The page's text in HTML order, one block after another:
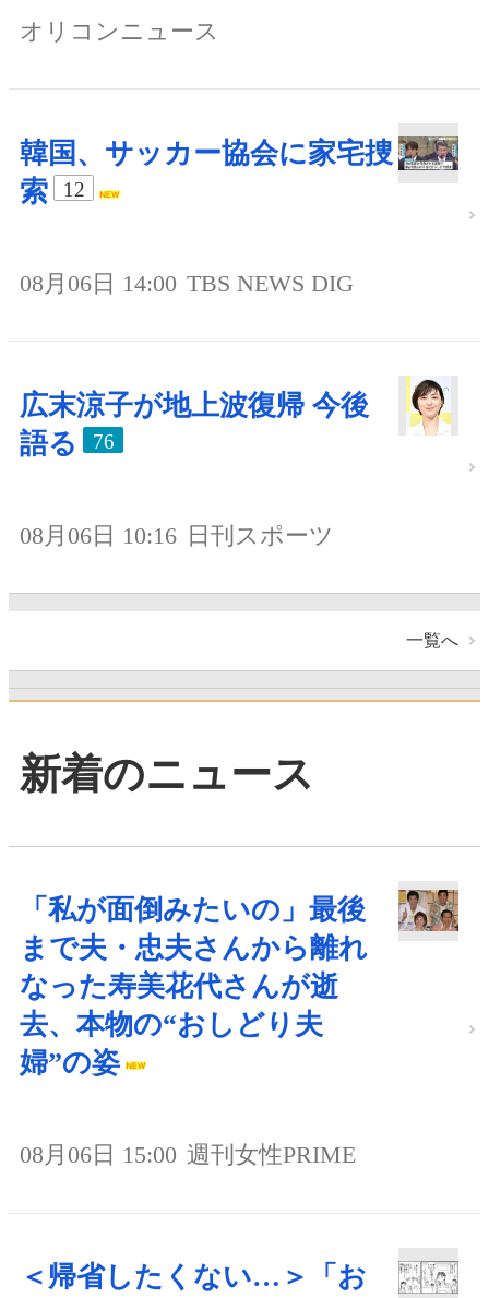
オリコンニュース
韓国、サッカー協会に家宅捜
索
12
08月06日 14:00 TBS NEWS DIG
広末涼子が地上波復帰 今後
語る
76
08月06日 10:16 日刊スポーツ
一覧へ
新着のニュース
「私が面倒みたいの」最後
まで夫・忠夫さんから離れ
なった寿美花代さんが逝
去、本物の“おしどり夫
婦”の姿
08月06日 15:00 週刊女性PRIME
＜帰省したくない…＞「お